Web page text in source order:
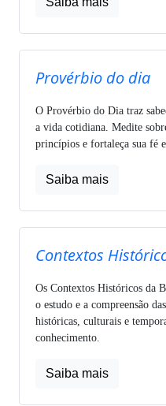
Provérbio do dia
O Provérbio do Dia traz
a vida cotidiana. Medite
princípios e fortaleça sua fé
Saiba mais
Contextos
Os Contextos Históricos da
o estudo e a compreensão
históricas, culturais e
conhecimento.
Saiba mais